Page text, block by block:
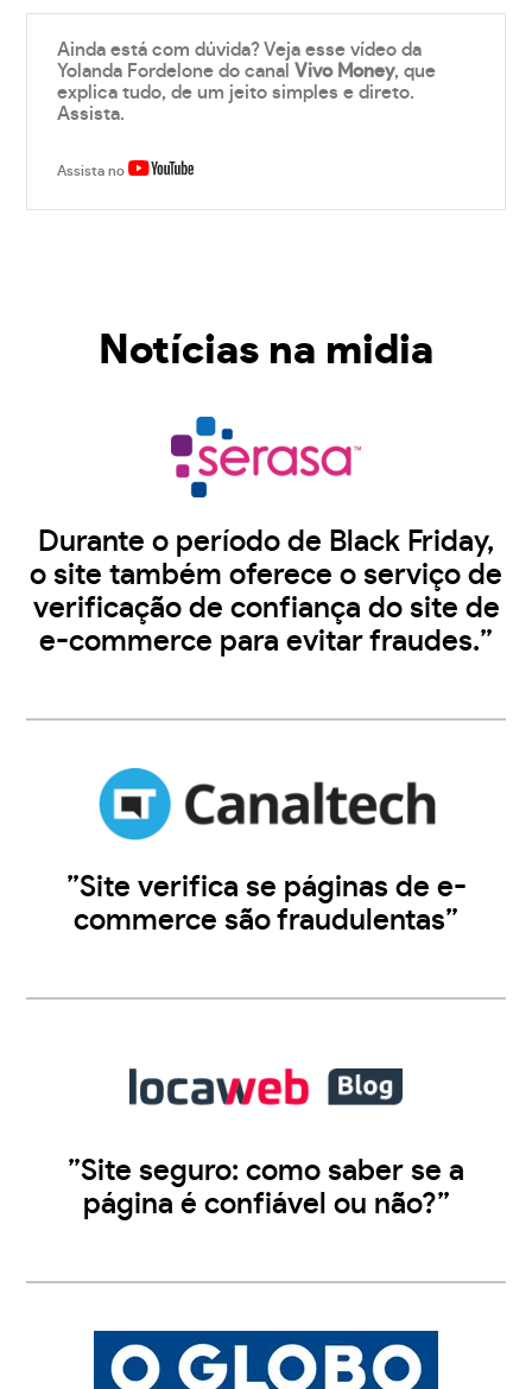
Ainda está com dúvida? Veja esse vídeo da
Yolanda Fordelone do canalVivo Money, que
explica tudo, de um jeito simples e direto.
Assista.
Assista no
Notícias na midia
Durante o período de Black Friday,
o site também oferece o serviço de
verificação de confiança do site de
e-commerce para evitar fraudes.”
”Site verifica se páginas de e-
commerce são fraudulentas”
”Site seguro: como saber se a
página é confiável ou não?”